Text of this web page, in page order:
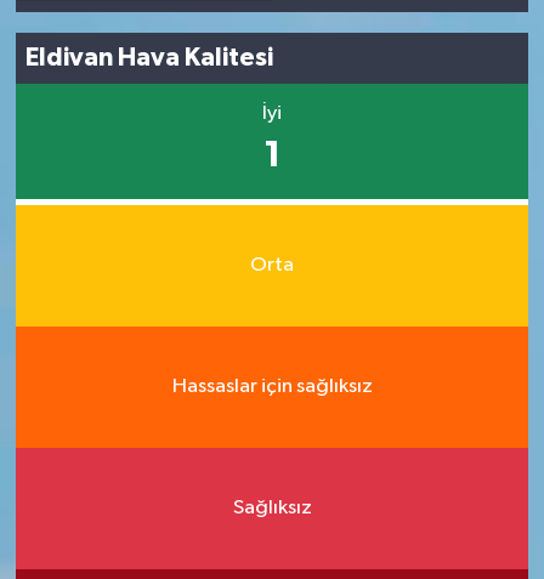
Eldivan Hava Kalitesi
İyi
1
Orta
Hassaslar için sağlıksız
Sağlıksız